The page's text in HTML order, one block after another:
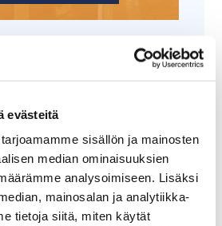
evästeitä
sisällön ja mainosten
median ominaisuuksien
analysoimiseen. Lisäksi
mainosalan ja analytiikka-
tietoja siitä, miten käytät
Astianpesukori lautasille